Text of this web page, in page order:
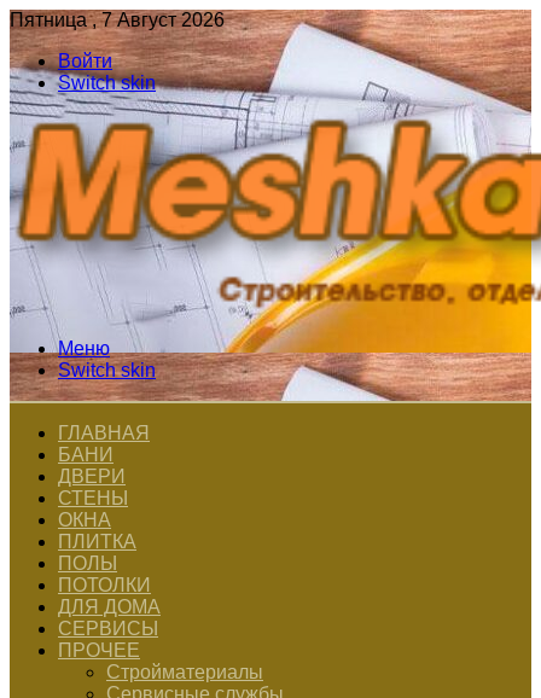
Пятница , 7 Август 2026
Войти
Switch skin
Меню
Switch skin
ГЛАВНАЯ
БАНИ
ДВЕРИ
СТЕНЫ
ОКНА
ПЛИТКА
ПОЛЫ
ПОТОЛКИ
ДЛЯ ДОМА
СЕРВИСЫ
ПРОЧЕЕ
Стройматериалы
Сервисные службы